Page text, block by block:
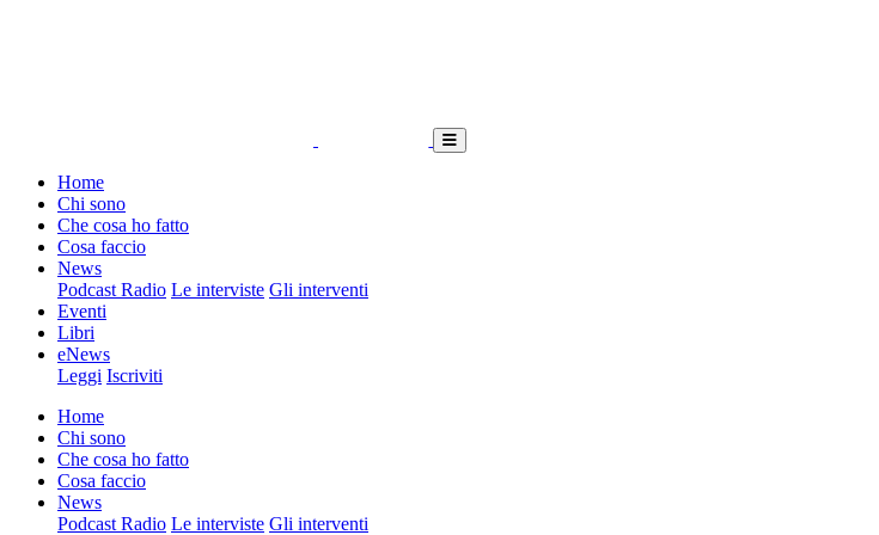
Home
Chi sono
Che cosa ho fatto
Cosa faccio
News
Podcast Radio Le interviste Gli interventi
Eventi
Libri
eNews
Leggi Iscriviti
Home
Chi sono
Che cosa ho fatto
Cosa faccio
News
Podcast Radio Le interviste Gli interventi